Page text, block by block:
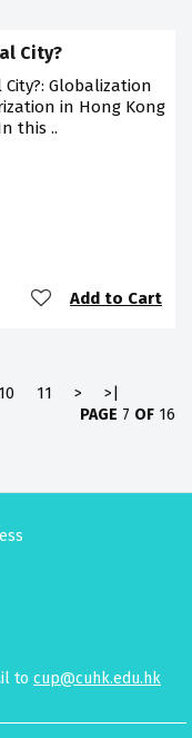
City?
City?: Globalization
in Hong Kong
this ..
Add to Cart
10 11 >
>|
PAGE 7 OF 16
to cup@cuhk.edu.hk